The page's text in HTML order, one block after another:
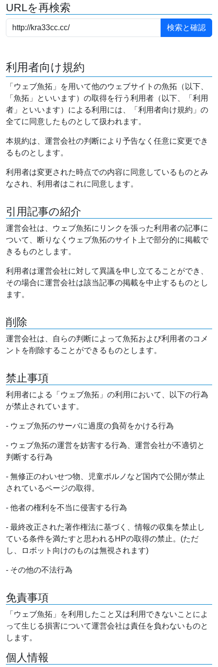
URLを再検索
利用者向け規約
「ウェブ魚拓」を用いて他のウェブサイトの魚拓（以下、
「魚拓」といいます）の取得を行う利用者（以下、「利用
者」といいます）による利用には、「利用者向け規約」の
全てに同意したものとして扱われます。
本規約は、運営会社の判断により予告なく任意に変更でき
るものとします。
利用者は変更された時点での内容に同意しているものとみ
なされ、利用者はこれに同意します。
引用記事の紹介
運営会社は、ウェブ魚拓にリンクを張った利用者の記事に
ついて、断りなくウェブ魚拓のサイト上で部分的に掲載で
きるものとします。
利用者は運営会社に対して異議を申し立てることができ、
その場合に運営会社は該当記事の掲載を中止するものとし
ます。
削除
運営会社は、自らの判断によって魚拓および利用者のコメ
ントを削除することができるものとします。
禁止事項
利用者による「ウェブ魚拓」の利用において、以下の行為
が禁止されています。
- ウェブ魚拓のサーバに過度の負荷をかける行為
- ウェブ魚拓の運営を妨害する行為、運営会社が不適切と
判断する行為
- 無修正のわいせつ物、児童ポルノなど国内で公開が禁止
されているページの取得。
- 他者の権利を不当に侵害する行為
- 最終改正された著作権法に基づく、情報の収集を禁止し
ている条件を満たすと思われるHPの取得の禁止。(ただ
し、ロボット向けのものは無視されます)
- その他の不法行為
免責事項
「ウェブ魚拓」を利用したこと又は利用できないことによ
って生じる損害について運営会社は責任を負わないものと
します。
個人情報